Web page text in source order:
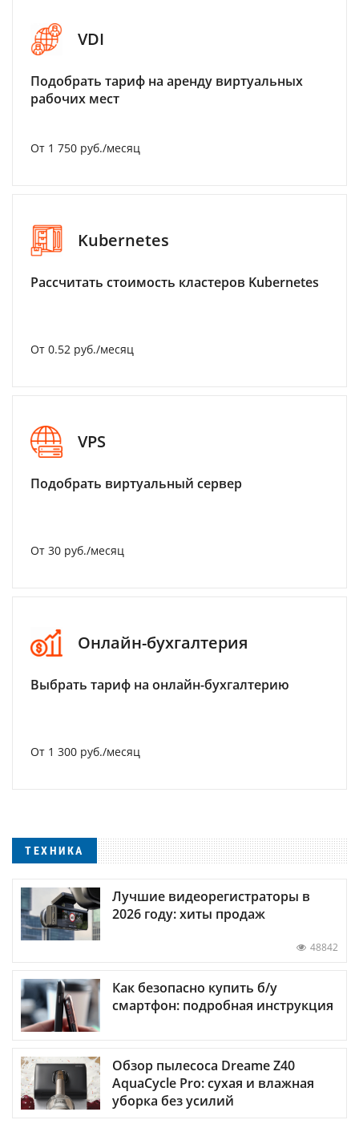
VDI
Подобрать тариф на аренду виртуальных
рабочих мест
От 1 750 руб./месяц
Kubernetes
Рассчитать стоимость кластеров Kubernetes
От 0.52 руб./месяц
VPS
Подобрать виртуальный сервер
От 30 руб./месяц
Онлайн-бухгалтерия
Выбрать тариф на онлайн-бухгалтерию
От 1 300 руб./месяц
ТЕХНИКА
Лучшие видеорегистраторы в
2026 году: хиты продаж
48842
Как безопасно купить б/у
смартфон: подробная инструкция
Обзор пылесоса Dreame Z40
AquaCycle Pro: сухая и влажная
уборка без усилий